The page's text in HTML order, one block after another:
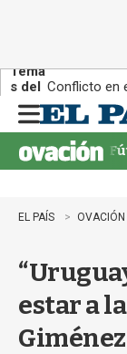
Tema
s del
día:
Conflicto en
n
u
EL PAÍS OVACIÓN
estar a